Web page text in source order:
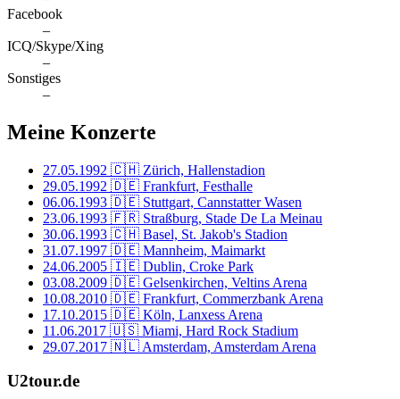
Facebook
–
ICQ/Skype/Xing
–
Sonstiges
–
Meine Konzerte
27.05.1992 🇨🇭 Zürich, Hallenstadion
29.05.1992 🇩🇪 Frankfurt, Festhalle
06.06.1993 🇩🇪 Stuttgart, Cannstatter Wasen
23.06.1993 🇫🇷 Straßburg, Stade De La Meinau
30.06.1993 🇨🇭 Basel, St. Jakob's Stadion
31.07.1997 🇩🇪 Mannheim, Maimarkt
24.06.2005 🇮🇪 Dublin, Croke Park
03.08.2009 🇩🇪 Gelsenkirchen, Veltins Arena
10.08.2010 🇩🇪 Frankfurt, Commerzbank Arena
17.10.2015 🇩🇪 Köln, Lanxess Arena
11.06.2017 🇺🇸 Miami, Hard Rock Stadium
29.07.2017 🇳🇱 Amsterdam, Amsterdam Arena
U2tour.de